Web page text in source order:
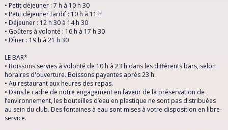
• Petit déjeuner : 7 h à 10 h 30
• Petit déjeuner tardif : 10 h à 11 h
• Déjeuner : 12 h 30 à 14 h 30
• Goûters à volonté : 16 h à 17 h 30
• Dîner : 19 h à 21 h 30
LE BAR*
• Boissons servies à volonté de 10 h à 23 h dans les différents bars, selon
horaires d'ouverture. Boissons payantes après 23 h.
• Au restaurant aux heures des repas.
• Dans le cadre de notre engagement en faveur de la préservation de
l’environnement, les bouteilles d’eau en plastique ne sont pas distribuées
au sein du club. Des fontaines à eau sont mises à votre disposition en libre-
service.